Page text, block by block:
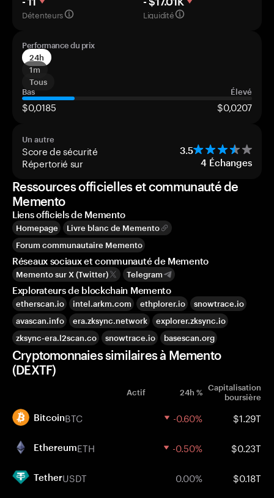
Détenteurs
Liquidité
Performance du prix
24h
1m
Tous
Bas
Élevé
$0,0185 $0,0207
Un autre
Score de sécurité 3.5
Répertorié sur 4 Échanges
Ressources officielles et communauté de
Memento
Liens officiels de Memento
Homepage
Livre blanc de Memento
Forum communautaire Memento
Réseaux sociaux et communauté de Memento
Memento sur X (Twitter) Telegram
Explorateurs de blockchain Memento
etherscan.io intel.arkm.com ethplorer.io
snowtrace.io
avascan.info
era.zksync.network
explorer.zksync.io
zksync-era.l2scan.co
snowtrace.io basescan.org
Cryptomonnaies similaires à Memento
(DEXTF)
Actif 24h % Capitalisation
boursière
BitcoinBTC -0.60% $1.29T
EthereumETH -0.50% $0.23T
TetherUSDT 0.00% $0.18T